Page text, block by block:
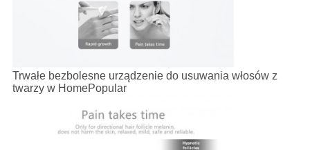
Trwałe bezbolesne urządzenie do usuwania włosów z
twarzy w HomePopular